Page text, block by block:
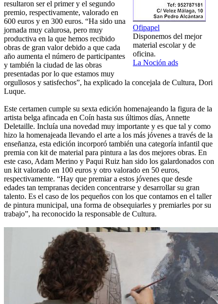
Ofipapel
Disponemos del mejor
material escolar y de
oficina.
La Noción ads
resultaron ser el primer y el segundo
premio, respectivamente, valorado en
600 euros y en 300 euros. “Ha sido una
jornada muy calurosa, pero muy
productiva en la que hemos recibido
obras de gran valor debido a que cada
año aumenta el número de participantes
y también la ciudad de las obras
presentadas por lo que estamos muy
orgullosos y satisfechos”, ha explicado la concejala de Cultura, Dori
Luque.
Este certamen cumple su sexta edición homenajeando la figura de la
artista belga afincada en Coín hasta sus últimos días, Annette
Deletaille. Incluía una novedad muy importante y es que tal y como
hizo la homenajeada llevando el arte a los más jóvenes a través de la
enseñanza, esta edición incorporó también una categoría infantil que
premia con kit de material para pintura a las dos mejores obras. En
este caso, Adam Merino y Paqui Ruiz han sido los galardonados con
un kit valorado en 100 euros y otro valorado en 50 euros,
respectivamente. “Hay que premiar a estos jóvenes que desde
edades tan tempranas deciden concentrarse y desarrollar su gran
talento. Es el caso de los pequeños con los que contamos en el taller
de pintura municipal, una forma de obsequiarles y premiarles por su
trabajo”, ha reconocido la responsable de Cultura.